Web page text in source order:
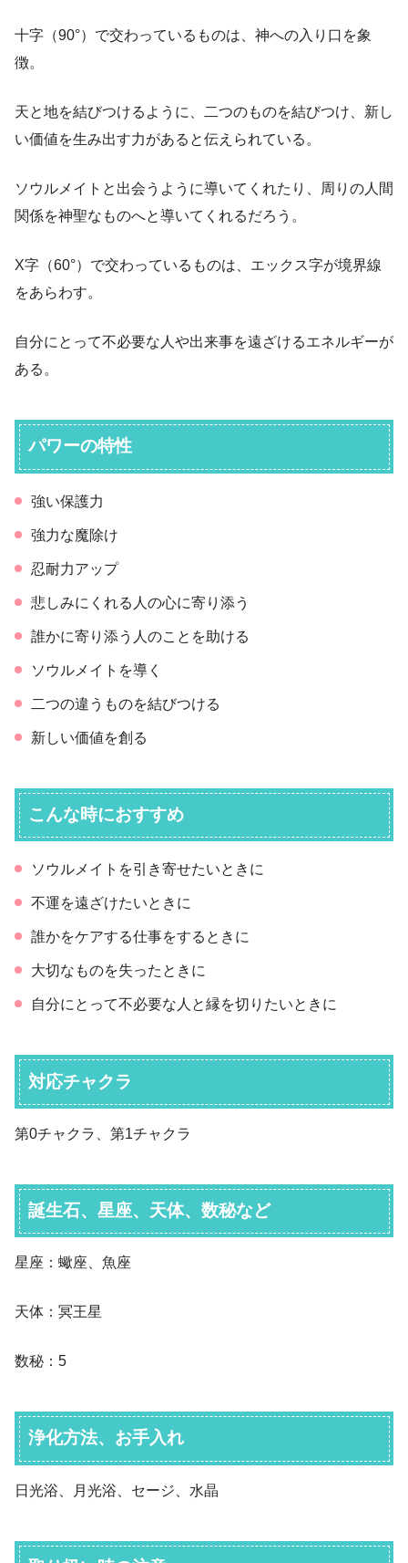
十字（90°）で交わっているものは、神への入り口を象
徴。
天と地を結びつけるように、二つのものを結びつけ、新し
い価値を生み出す力があると伝えられている。
ソウルメイトと出会うように導いてくれたり、周りの人間
関係を神聖なものへと導いてくれるだろう。
X字（60°）で交わっているものは、エックス字が境界線
をあらわす。
自分にとって不必要な人や出来事を遠ざけるエネルギーが
ある。
パワーの特性
強い保護力
強力な魔除け
忍耐力アップ
悲しみにくれる人の心に寄り添う
誰かに寄り添う人のことを助ける
ソウルメイトを導く
二つの違うものを結びつける
新しい価値を創る
こんな時におすすめ
ソウルメイトを引き寄せたいときに
不運を遠ざけたいときに
誰かをケアする仕事をするときに
大切なものを失ったときに
自分にとって不必要な人と縁を切りたいときに
対応チャクラ
第0チャクラ、第1チャクラ
誕生石、星座、天体、数秘など
星座：蠍座、魚座
天体：冥王星
数秘：5
浄化方法、お手入れ
日光浴、月光浴、セージ、水晶